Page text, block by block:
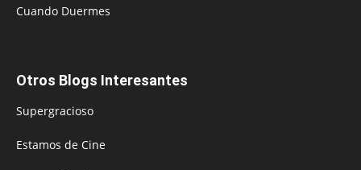
Cuando Duermes
Otros Blogs Interesantes
Supergracioso
Estamos de Cine